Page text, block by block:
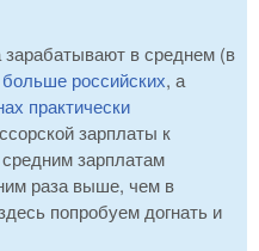
зарабатывают в среднем (в
больше российских, а
практически
зарплаты к
зарплатам
раза выше, чем в
попробуем догнать и